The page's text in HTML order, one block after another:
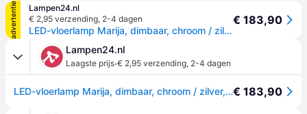
advertentie
Lampen24.nl
€ 2,95 verzending, 2-4 dagen
LED-vloerlamp Marija, dimbaar, chroom / zilver, Woon-/ Eetkamer, metaal, Modern, LED vloerlamp
€ 183,90
Lampen24.nl
Laagste prijs·€ 2,95 verzending, 2-4 dagen
LED-vloerlamp Marija, dimbaar, chroom / zilver, Woon-/ Eetkamer, metaal, Modern, LED vloerlamp€ 183,90